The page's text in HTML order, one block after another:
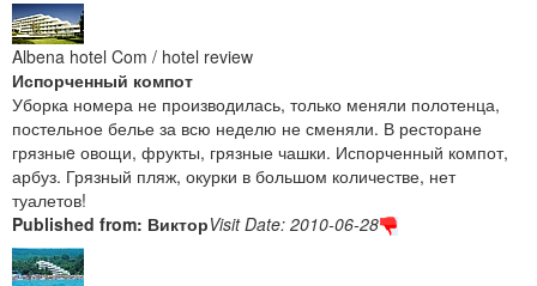
Albena hotel Com / hotel review
Испорченный компот
Уборка номера не производилась, только меняли полотенца,
постельное белье за всю неделю не сменяли. В ресторане
грязныe овощи, фрукты, грязные чашки. Испорченный компот,
арбуз. Грязный пляж, окурки в большом количестве, нет
туалетов!
Published from: ВикторVisit Date: 2010-06-28